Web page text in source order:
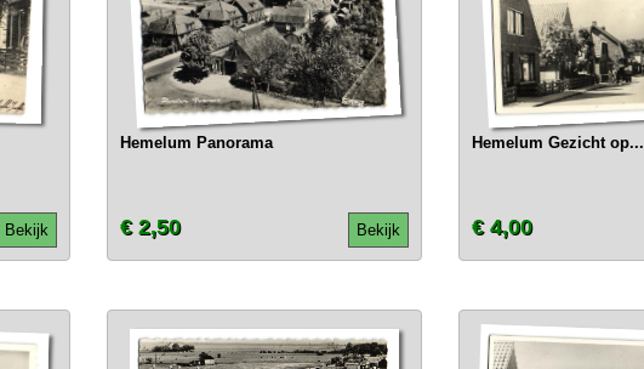
Bekijk
Hemelum Panorama
Bekijk
€ 2,50
Hemelum Gezicht op...
€ 4,00